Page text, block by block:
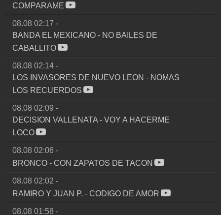
COMPARAME
08.08 02:17 -
BANDA EL MEXICANO - NO BAILES DE
CABALLITO
08.08 02:14 -
LOS INVASORES DE NUEVO LEON - NOMAS
LOS RECUERDOS
08.08 02:09 -
DECISION VALLENATA - VOY A HACERME
LOCO
08.08 02:06 -
BRONCO - CON ZAPATOS DE TACON
08.08 02:02 -
RAMIRO Y JUAN P. - CODIGO DE AMOR
08.08 01:58 -